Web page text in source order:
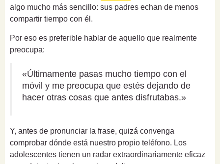
algo mucho más sencillo: sus padres echan de menos
compartir tiempo con él.
Por eso es preferible hablar de aquello que realmente
preocupa:
«Últimamente pasas mucho tiempo con el
móvil y me preocupa que estés dejando de
hacer otras cosas que antes disfrutabas.»
Y, antes de pronunciar la frase, quizá convenga
comprobar dónde está nuestro propio teléfono. Los
adolescentes tienen un radar extraordinariamente eficaz